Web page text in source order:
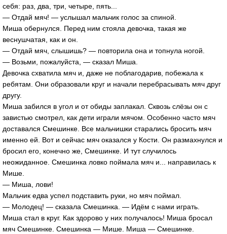
себя: раз, два, три, четыре, пять...
— Отдай мяч! — услышал мальчик голос за спиной.
Миша обернулся. Перед ним стояла девочка, такая же
веснушчатая, как и он.
— Отдай мяч, слышишь? — повторила она и топнула ногой.
— Возьми, пожалуйста, — сказал Миша.
Девочка схватила мяч и, даже не поблагодарив, побежала к
ребятам. Они образовали круг и начали перебрасывать мяч друг
другу.
Миша забился в угол и от обиды заплакал. Сквозь слёзы он с
завистью смотрел, как дети играли мячом. Особенно часто мяч
доставался Смешинке. Все мальчишки старались бросить мяч
именно ей. Вот и сейчас мяч оказался у Кости. Он размахнулся и
бросил его, конечно же, Смешинке. И тут случилось
неожиданное. Смешинка ловко поймала мяч и... направилась к
Мише.
— Миша, лови!
Мальчик едва успел подставить руки, но мяч поймал.
— Молодец! — сказала Смешинка. — Идём с нами играть.
Миша стал в круг. Как здорово у них получалось! Миша бросал
мяч Смешинке. Смешинка — Мише. Миша — Смешинке.